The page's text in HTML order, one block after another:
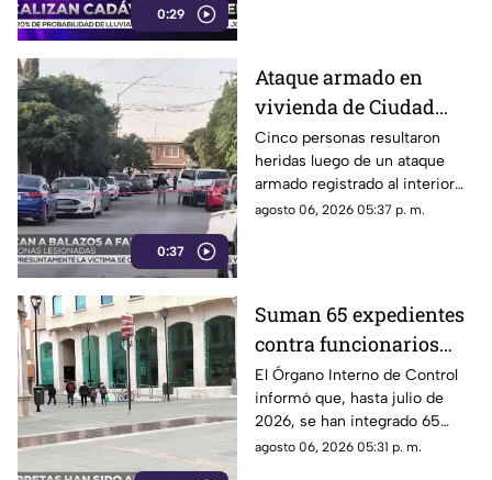
0:29
0:37
Ataque armado en
vivienda de Ciudad
Juárez deja cinco
personas heridas |
VIDEO
Cinco personas resultaron
heridas luego de un ataque
armado registrado al interior
de un domicilio en el
agosto 06, 2026 05:37 p. m.
Suman 65 expedientes
contra funcionarios
municipales de
Chihuahua | VIDEO
El Órgano Interno de Control
informó que, hasta julio de
2026, se han integrado 65
expedientes por presuntas
agosto 06, 2026 05:31 p. m.